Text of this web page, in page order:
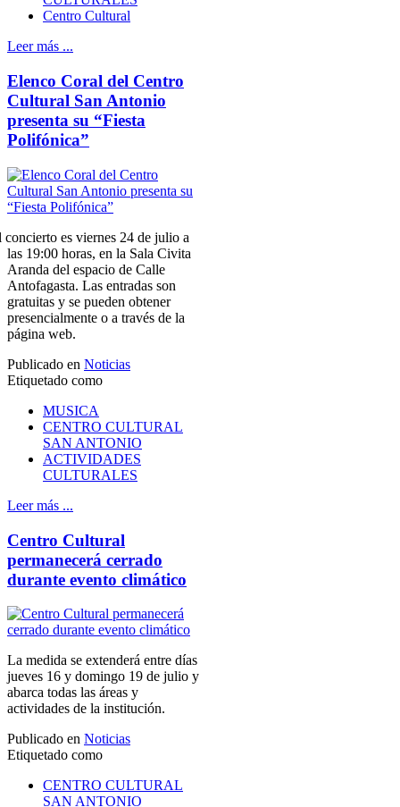
Centro Cultural
Leer más ...
Elenco Coral del Centro
Cultural San Antonio
presenta su “Fiesta
Polifónica”
concierto es viernes 24 de julio a
las 19:00 horas, en la Sala Civita
Aranda del espacio de Calle
Antofagasta. Las entradas son
gratuitas y se pueden obtener
presencialmente o a través de la
página web.
Publicado en Noticias
Etiquetado como
MUSICA
CENTRO CULTURAL
SAN ANTONIO
ACTIVIDADES
CULTURALES
Leer más ...
Centro Cultural
permanecerá cerrado
durante evento climático
La medida se extenderá entre días
jueves 16 y domingo 19 de julio y
abarca todas las áreas y
actividades de la institución.
Publicado en Noticias
Etiquetado como
CENTRO CULTURAL
SAN ANTONIO